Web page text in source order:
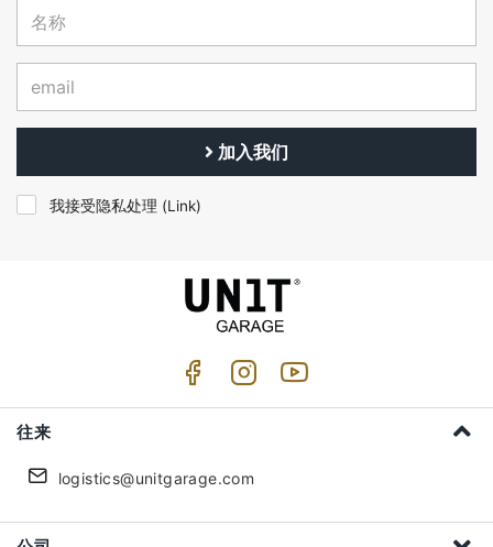
加入我们
我接受隐私处理 (Link)
往来
logistics@unitgarage.com